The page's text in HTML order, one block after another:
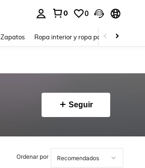
0 0
Zapatos Ropa interior y ropa para dormir
Seguir
Ordenar por